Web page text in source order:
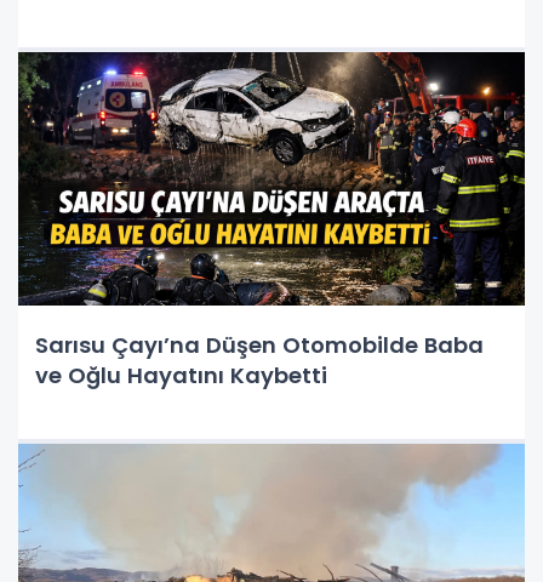
Sarısu Çayı’na Düşen Otomobilde Baba
ve Oğlu Hayatını Kaybetti